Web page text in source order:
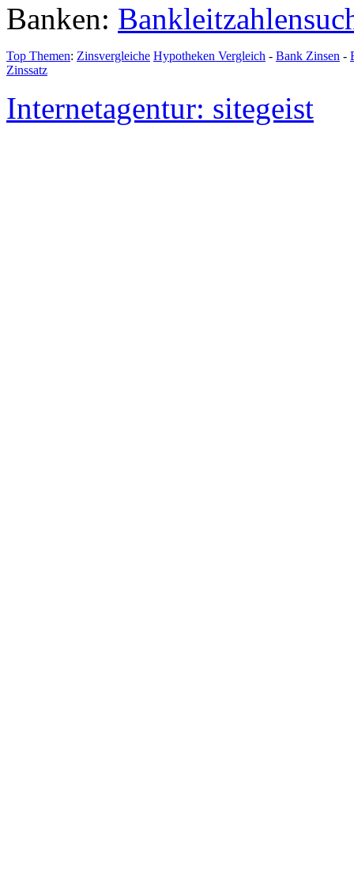
Banken:
Top Themen: Zinsvergleiche Hypotheken Vergleich - Bank Zinsen -
Zinssatz
Internetagentur: sitegeist